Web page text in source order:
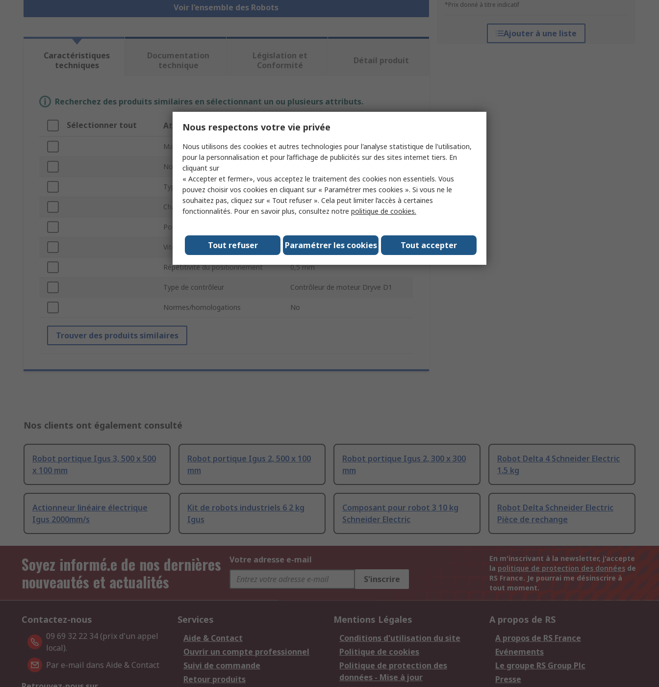
Voir l’ensemble des Robots *Prix donné à titre indicatif
Ajouter à une liste
Caractéristiques
techniques
Documentation
technique
Législation et
Conformité
Détail produit
Recherchez des produits similaires en sélectionnant un ou plusieurs attributs.
Sélectionner tout Attribut Valeur
Marque Igus
Nombre d'axes
Type de produit Robot Delta
Charge utile maximale
Portée maximale
Vitesse maximum 3m/s
Répétitivité du positionnement 0,5 mm
Type de contrôleur Contrôleur de moteur Dryve D1
Normes/homologations No
Trouver des produits similaires
Nos clients ont également consulté
Robot portique Igus 3, 500 x 500
x 100 mm
Robot portique Igus 2, 500 x 100
mm
Robot portique Igus 2, 300 x 300
mm
Robot Delta 4 Schneider Electric
1.5 kg
Actionneur linéaire électrique
Igus 2000mm/s
Kit de robots industriels 6 2 kg
Igus
Composant pour robot 3 10 kg
Schneider Electric
Robot Delta Schneider Electric
Pièce de rechange
Soyez informé.e de nos dernières
nouveautés et actualités
Votre adresse e-mail
S'inscrire
En m'inscrivant à la newsletter, j'accepte
la politique de protection des données de
RS France. Je pourrai me désinscrire à
tout moment.
Contactez-nous
09 69 32 22 34 (prix d'un appel
local).
Par e-mail dans Aide & Contact
Services
Aide & Contact
Ouvrir un compte professionnel
Suivi de commande
Retour produits
Mentions Légales
Conditions d'utilisation du site
Politique de cookies
Politique de protection des
données - Mise à jour
A propos de RS
A propos de RS France
Evénements
Le groupe RS Group Plc
Presse
Nous respectons votre vie privée
Nous utilisons des cookies et autres technologies pour l'analyse statistique de l'utilisation,
pour la personnalisation et pour l’affichage de publicités sur des sites internet tiers. En
cliquant sur
« Accepter et fermer», vous acceptez le traitement des cookies non essentiels. Vous
pouvez choisir vos cookies en cliquant sur « Paramétrer mes cookies ». Si vous ne le
souhaitez pas, cliquez sur « Tout refuser ». Cela peut limiter l’accès à certaines
fonctionnalités. Pour en savoir plus, consultez notre politique de cookies.
Tout accepter
Paramétrer les cookies
Tout refuser